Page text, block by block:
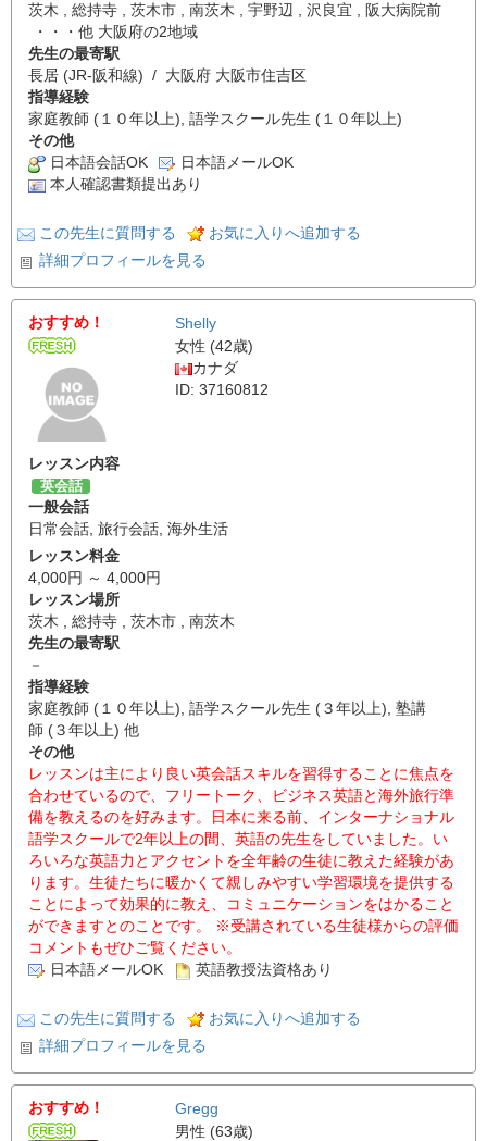
茨木 , 総持寺 , 茨木市 , 南茨木 , 宇野辺 , 沢良宜 , 阪大病院前
・・・他 大阪府の2地域
先生の最寄駅
長居 (JR-阪和線) / 大阪府 大阪市住吉区
指導経験
家庭教師 (１０年以上), 語学スクール先生 (１０年以上)
その他
日本語会話OK
日本語メールOK
本人確認書類提出あり
この先生に質問する
お気に入りへ追加する
詳細プロフィールを見る
おすすめ！
Shelly
女性 (42歳)
カナダ
ID: 37160812
レッスン内容
英会話
一般会話
日常会話, 旅行会話, 海外生活
レッスン料金
4,000円 ～ 4,000円
レッスン場所
茨木 , 総持寺 , 茨木市 , 南茨木
先生の最寄駅
－
指導経験
家庭教師 (１０年以上), 語学スクール先生 (３年以上), 塾講
師 (３年以上) 他
その他
レッスンは主により良い英会話スキルを習得することに焦点を
合わせているので、フリートーク、ビジネス英語と海外旅行準
備を教えるのを好みます。日本に来る前、インターナショナル
語学スクールで2年以上の間、英語の先生をしていました。い
ろいろな英語力とアクセントを全年齢の生徒に教えた経験があ
ります。生徒たちに暖かくて親しみやすい学習環境を提供する
ことによって効果的に教え、コミュニケーションをはかること
ができますとのことです。 ※受講されている生徒様からの評価
コメントもぜひご覧ください。
日本語メールOK
英語教授法資格あり
この先生に質問する
お気に入りへ追加する
詳細プロフィールを見る
おすすめ！
Gregg
男性 (63歳)